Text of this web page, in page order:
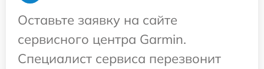
Оставьте заявку на сайте
сервисного центра Garmin.
Специалист сервиса перезвонит